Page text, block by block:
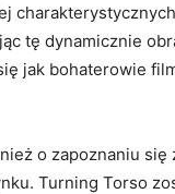
tę dynamicznie
jak ⁣bohaterowie
o ⁢zapoznaniu się
Turning Torso